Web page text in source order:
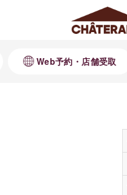
Web予約・店舗受取